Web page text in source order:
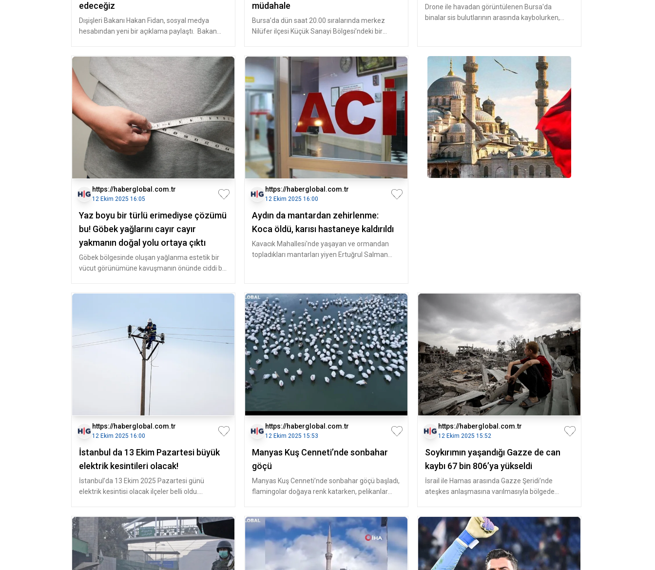
edeceğiz
Dışişleri Bakanı Hakan Fidan, sosyal medya
hesabından yeni bir açıklama paylaştı. Bakan
müdahale
Bursa’da dün saat 20.00 sıralarında merkez
Nilüfer ilçesi Küçük Sanayi Bölgesi’ndeki bir
Drone ile havadan görüntülenen Bursa'da
binalar sis bulutlarının arasında kaybolurken,
https://haberglobal.com.tr
12 Ekim 2025 16:05
Yaz boyu bir türlü erimediyse çözümü
bu! Göbek yağlarını cayır cayır
yakmanın doğal yolu ortaya çıktı
Göbek bölgesinde oluşan yağlanma estetik bir
vücut görünümüne kavuşmanın önünde ciddi bir
https://haberglobal.com.tr
12 Ekim 2025 16:00
Aydın da mantardan zehirlenme:
Koca öldü, karısı hastaneye kaldırıldı
Kavacık Mahallesi'nde yaşayan ve ormandan
topladıkları mantarları yiyen Ertuğrul Salman
https://haberglobal.com.tr
12 Ekim 2025 16:00
İstanbul da 13 Ekim Pazartesi büyük
elektrik kesintileri olacak!
İstanbul’da 13 Ekim 2025 Pazartesi günü
elektrik kesintisi olacak ilçeler belli oldu.
https://haberglobal.com.tr
12 Ekim 2025 15:53
Manyas Kuş Cenneti’nde sonbahar
göçü
Manyas Kuş Cenneti’nde sonbahar göçü başladı,
flamingolar doğaya renk katarken, pelikanlar
https://haberglobal.com.tr
12 Ekim 2025 15:52
Soykırımın yaşandığı Gazze de can
kaybı 67 bin 806’ya yükseldi
İsrail ile Hamas arasında Gazze Şeridi’nde
ateşkes anlaşmasına varılmasıyla bölgede